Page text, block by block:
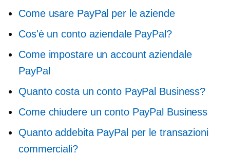
Come usare PayPal per le aziende
Cos'è un conto aziendale PayPal?
Come impostare un account aziendale
PayPal
Quanto costa un conto PayPal Business?
Come chiudere un conto PayPal Business
Quanto addebita PayPal per le transazioni
commerciali?